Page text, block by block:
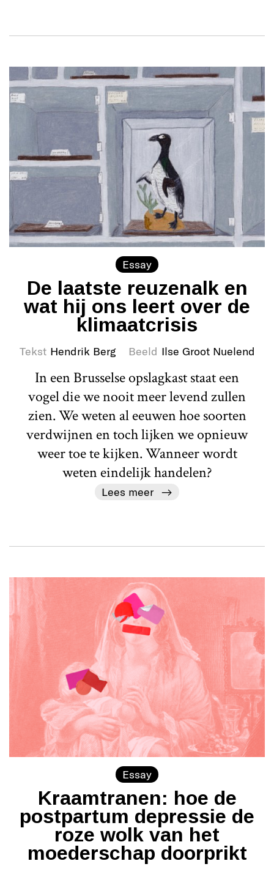
Essay
De laatste reuzenalk en
wat hij ons leert over de
klimaatcrisis
Tekst Hendrik Berg Beeld Ilse Groot Nuelend
In een Brusselse opslagkast staat een
vogel die we nooit meer levend zullen
zien. We weten al eeuwen hoe soorten
verdwijnen en toch lijken we opnieuw
weer toe te kijken. Wanneer wordt
weten eindelijk handelen?
Lees meer
Essay
Kraamtranen: hoe de
postpartum depressie de
roze wolk van het
moederschap doorprikt